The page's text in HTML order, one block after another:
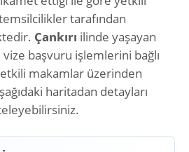
tarafından
Çankırı ilinde yaşayan
başvuru işlemlerini bağlı
makamlar üzerinden
haritadan detayları